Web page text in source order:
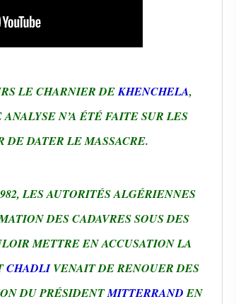
LE CHARNIER DEKHENCHELA,
N’A ÉTÉ FAITE SUR LES
DE DATER LE MASSACRE.
LES AUTORITÉS ALGÉRIENNES
DES CADAVRES SOUS DES
METTRE EN ACCUSATION LA
CHADLIVENAIT DE RENOUER DES
DU PRÉSIDENTMITTERRANDEN